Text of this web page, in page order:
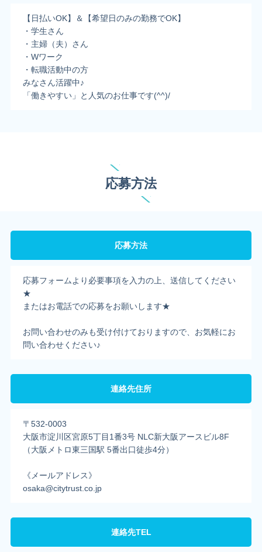
【日払いOK】＆【希望日のみの勤務でOK】
・学生さん
・主婦（夫）さん
・Wワーク
・転職活動中の方
みなさん活躍中♪
「働きやすい」と人気のお仕事です(^^)/
応募方法
応募方法
応募フォームより必要事項を入力の上、送信してください
★
またはお電話での応募をお願いします★
お問い合わせのみも受け付けておりますので、お気軽にお
問い合わせください♪
連絡先住所
〒532-0003
大阪市淀川区宮原5丁目1番3号 NLC新大阪アースビル8F
（大阪メトロ東三国駅 5番出口徒歩4分）
《メールアドレス》
osaka@citytrust.co.jp
連絡先TEL